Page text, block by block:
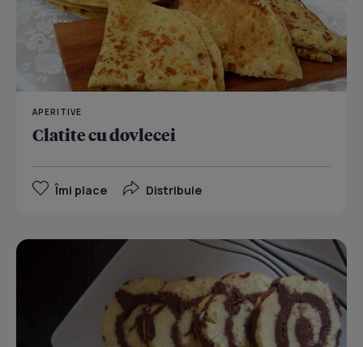
APERITIVE
Clatite cu dovlecei
Îmi place Distribuie